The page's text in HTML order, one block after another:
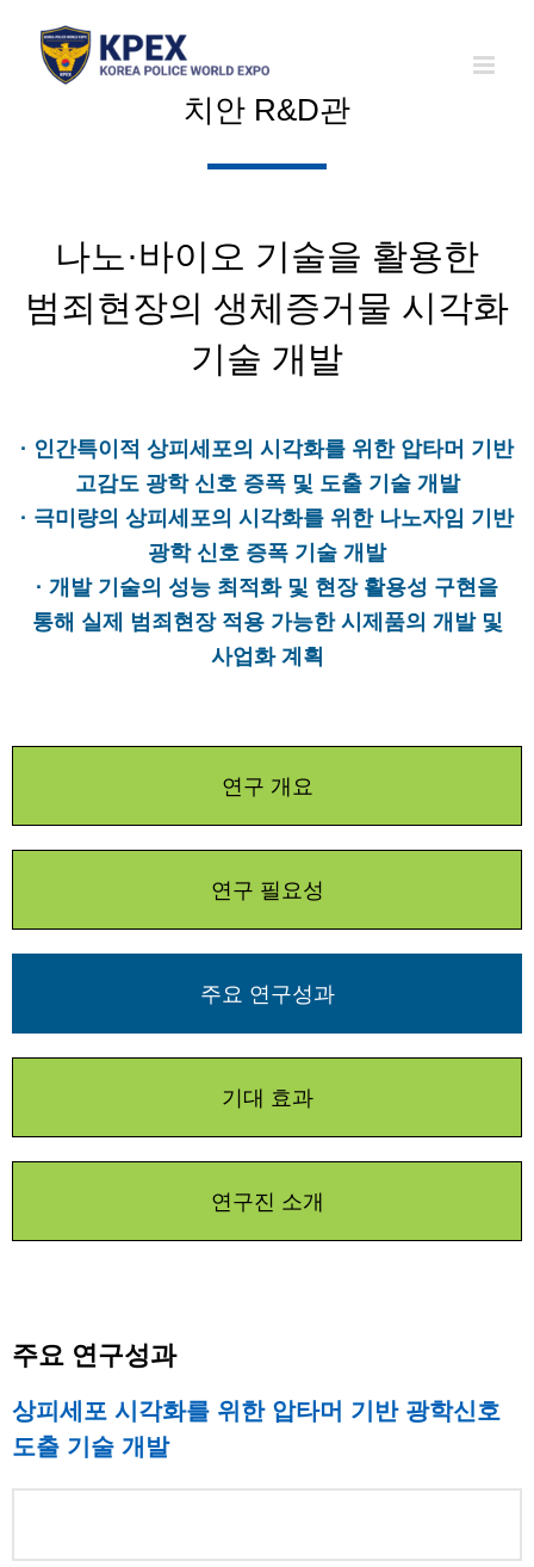
content
치안 R&D관
나노·바이오 기술을 활용한
범죄현장의 생체증거물 시각화
기술 개발
· 인간특이적 상피세포의 시각화를 위한 압타머 기반
고감도 광학 신호 증폭 및 도출 기술 개발
· 극미량의 상피세포의 시각화를 위한 나노자임 기반
광학 신호 증폭 기술 개발
· 개발 기술의 성능 최적화 및 현장 활용성 구현을
통해 실제 범죄현장 적용 가능한 시제품의 개발 및
사업화 계획
연구 개요
연구 필요성
주요 연구성과
기대 효과
연구진 소개
주요 연구성과
상피세포 시각화를 위한 압타머 기반 광학신호
도출 기술 개발